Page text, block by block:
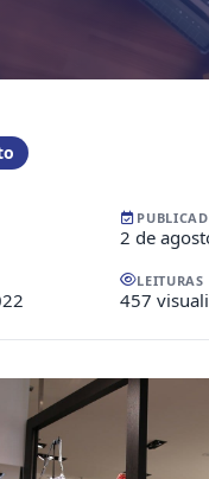
2 de
LEITURAS
457